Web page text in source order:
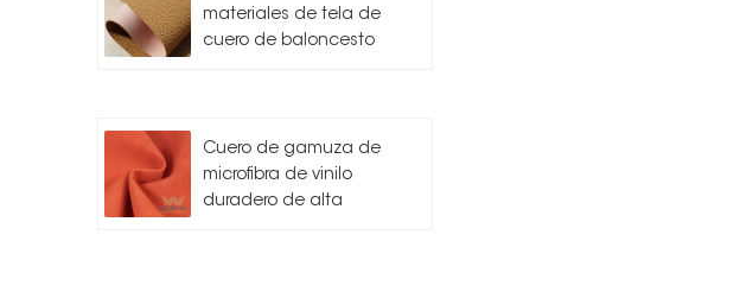
materiales de tela de
cuero de baloncesto
Cuero de gamuza de
microfibra de vinilo
duradero de alta